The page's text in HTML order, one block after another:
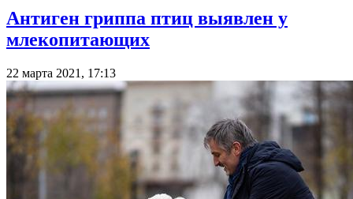
Антиген гриппа птиц выявлен у
млекопитающих
22 марта 2021, 17:13